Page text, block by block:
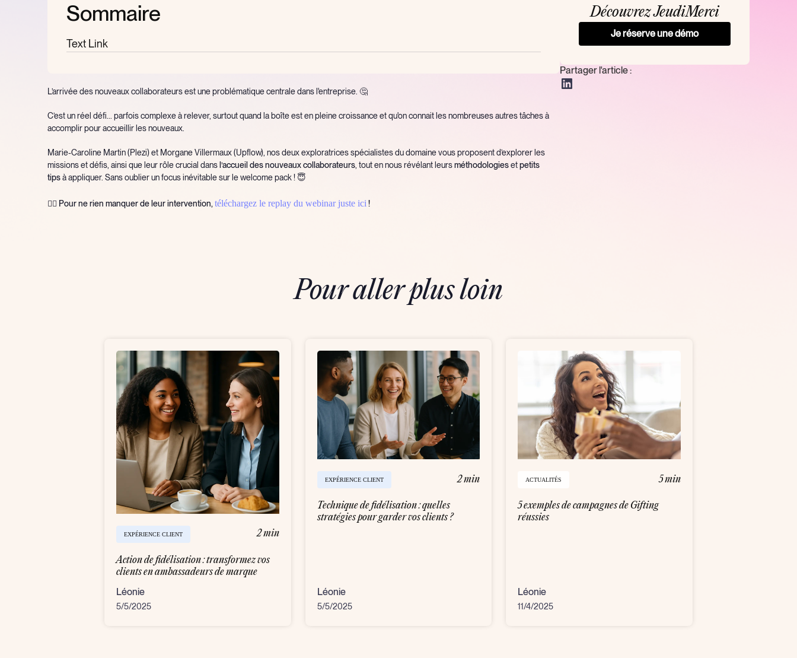
Sommaire
Text Link
L’arrivée des nouveaux collaborateurs est une problématique centrale dans l'entreprise. 🤔
C’est un réel défi... parfois complexe à relever, surtout quand la boîte est en pleine croissance et qu'on connait les nombreuses autres tâches à
accomplir pour accueillir les nouveaux.
Marie-Caroline Martin (Plezi) et Morgane Villermaux (Upflow), nos deux exploratrices spécialistes du domaine vous proposent d’explorer les
missions et défis, ainsi que leur rôle crucial dans l’accueil des nouveaux collaborateurs , tout en nous révélant leursméthodologiesetpetits
tipsà appliquer. Sans oublier un focus inévitable sur le welcome pack ! 😇
👉🏻 Pour ne rien manquer de leur intervention, téléchargez le replay du webinar juste ici !
Découvrez JeudiMerci
Je réserve une démo
Partager l'article :
Pour aller plus loin
EXPÉRIENCE CLIENT 2 min
Action de fidélisation : transformez vos
clients en ambassadeurs de marque
Léonie
5/5/2025
EXPÉRIENCE CLIENT 2 min
Technique de fidélisation : quelles
stratégies pour garder vos clients ?
Léonie
5/5/2025
ACTUALITÉS 5 min
5 exemples de campagnes de Gifting
réussies
Léonie
11/4/2025